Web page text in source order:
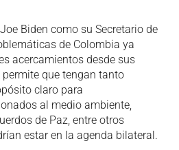
Biden como su Secretario de
de Colombia ya
acercamientos desde sus
que tengan tanto
claro para
al medio ambiente,
de Paz, entre otros
estar en la agenda bilateral.